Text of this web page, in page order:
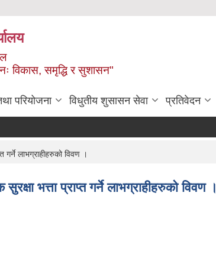
विकास, समृद्धि र सुशासन"
परियोजना विधुतीय शुसासन सेवा प्रतिवेदन
लाभग्राहीहरुको विवण ।
भत्ता प्राप्त गर्ने लाभग्राहीहरुको विवण ।